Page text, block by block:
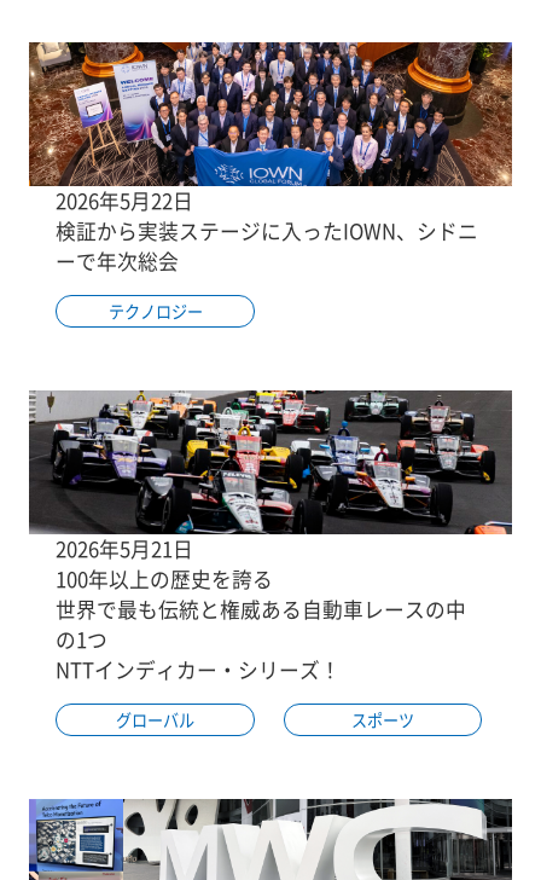
2026年5月22日
検証から実装ステージに入ったIOWN、シドニ
ーで年次総会
テクノロジー
2026年5月21日
100年以上の歴史を誇る
世界で最も伝統と権威ある自動車レースの中
の1つ
NTTインディカー・シリーズ！
グローバル スポーツ